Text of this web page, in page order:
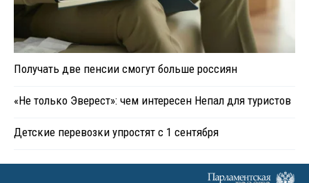
Получать две пенсии смогут больше россиян
«Не только Эверест»: чем интересен Непал для туристов
Детские перевозки упростят с 1 сентября